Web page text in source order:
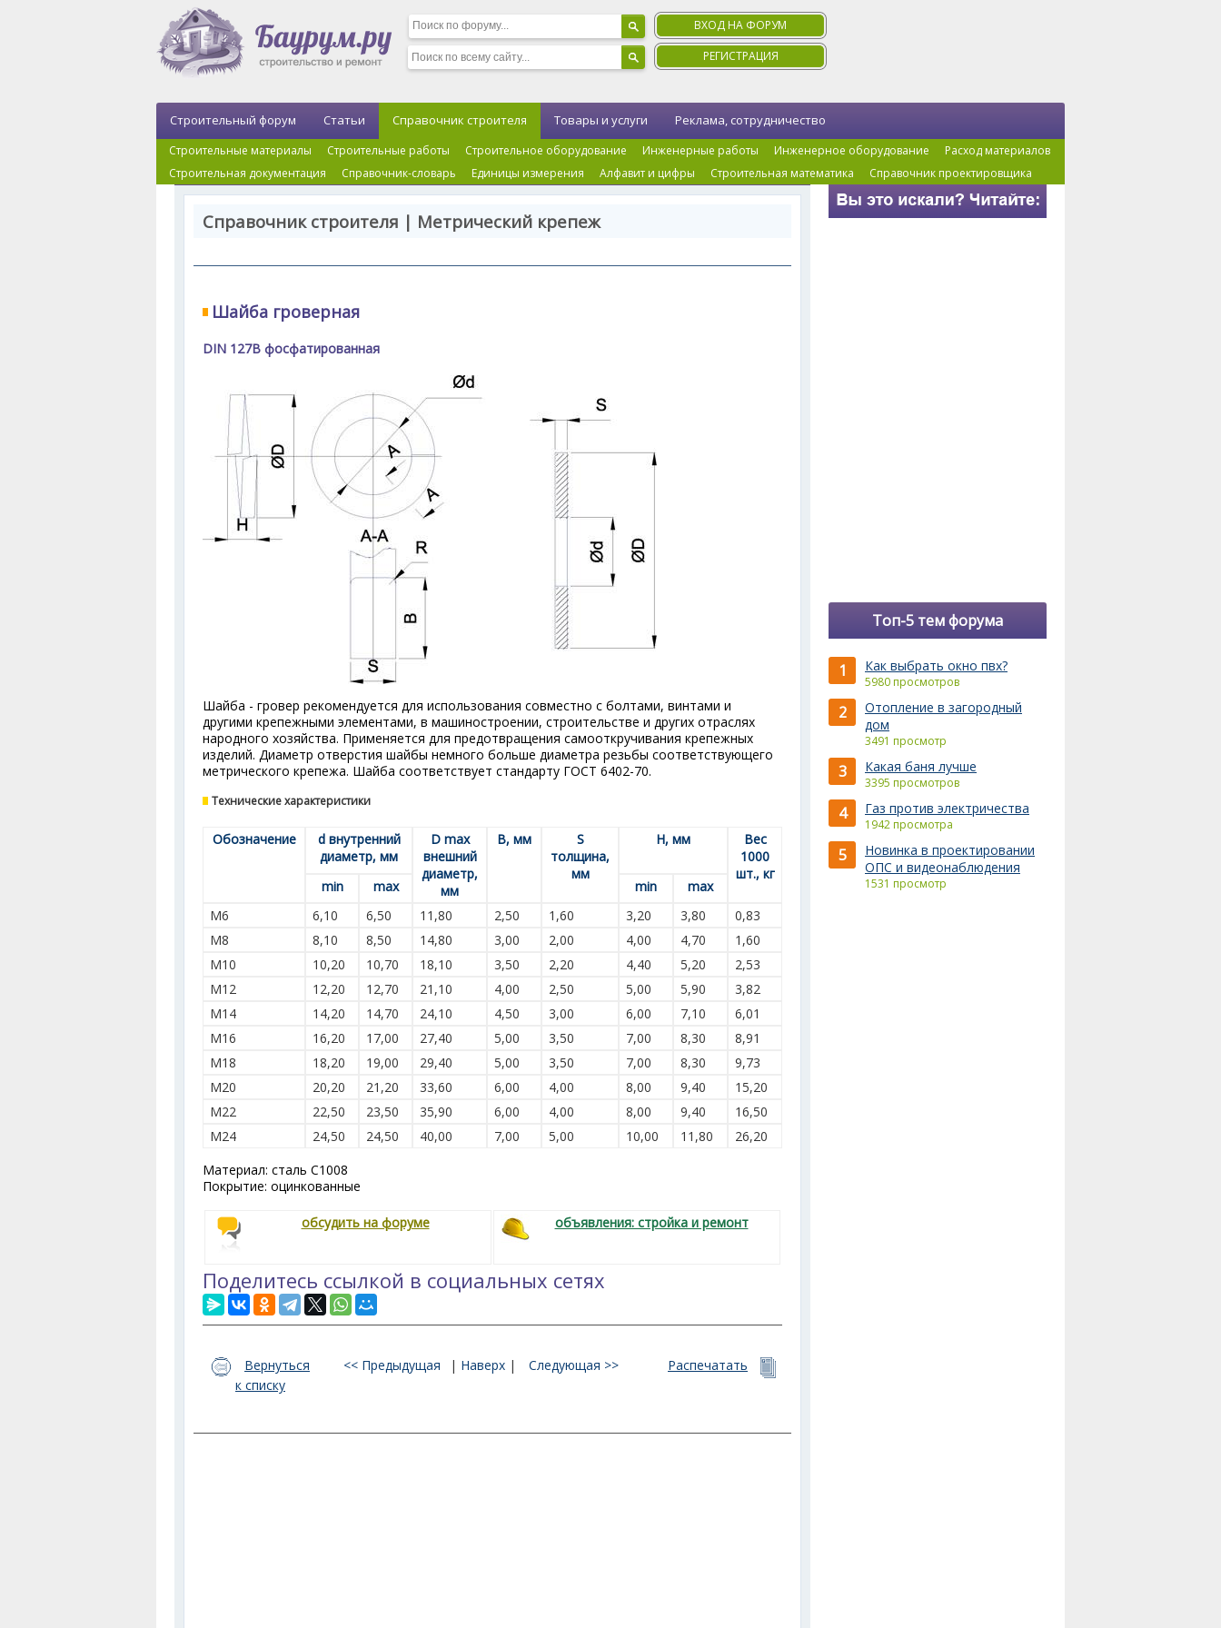
ВХОД НА ФОРУМ
РЕГИСТРАЦИЯ
Строительный форум Статьи Справочник строителя
Строительные материалы Строительные работы Строительное оборудование Инженерные работы Инженерное оборудование
Расход материалов
Строительная документация
Справочник-словарь Единицы измерения Алфавит и цифры Строительная математика Справочник проектировщика
Товары и услуги Реклама, сотрудничество
Справочник строителя | Метрический крепеж
Шайба гроверная
DIN 127B фосфатированная
Шайба - гровер рекомендуется для использования совместно с болтами, винтами и
другими крепежными элементами, в машиностроении, строительстве и других отраслях
народного хозяйства. Применяется для предотвращения самооткручивания крепежных
изделий. Диаметр отверстия шайбы немного больше диаметра резьбы соответствующего
метрического крепежа. Шайба соответствует стандарту ГОСТ 6402-70.
Технические характеристики
Обозначение
d внутренний
диаметр, мм
D max
внешний
диаметр,
мм
B, мм
S
толщина,
мм
Н, мм
Вес
1000
шт., кг
min max min
max
M6
6,10 6,50 11,80 2,50 1,60 3,20 3,80
0,83
M8
8,10 8,50 14,80 3,00 2,00 4,00 4,70
1,60
M10
10,20 10,70 18,10 3,50 2,20 4,40 5,20
2,53
M12
12,20 12,70 21,10 4,00 2,50 5,00 5,90
3,82
M14
14,20 14,70 24,10 4,50 3,00 6,00 7,10
6,01
M16
16,20 17,00 27,40 5,00 3,50 7,00 8,30
8,91
M18
18,20 19,00 29,40 5,00 3,50 7,00 8,30
9,73
M20
20,20 21,20 33,60 6,00 4,00 8,00 9,40
15,20
M22
22,50 23,50 35,90 6,00 4,00 8,00 9,40
16,50
M24
24,50 24,50 40,00 7,00 5,00 10,00 11,80
26,20
Материал: сталь С1008
Покрытие: оцинкованные
обсудить на форуме объявления: стройка и ремонт
Поделитесь ссылкой в социальных сетях
Вернуться
к списку
<< Предыдущая | Наверх | Следующая >> Распечатать
Топ-5 тем форума
1 Как выбрать окно пвх?
5980 просмотров
2
Отопление в загородный
дом
3491 просмотр
3 Какая баня лучше
3395 просмотров
4 Газ против электричества
1942 просмотра
5
Новинка в проектировании
ОПС и видеонаблюдения
1531 просмотр